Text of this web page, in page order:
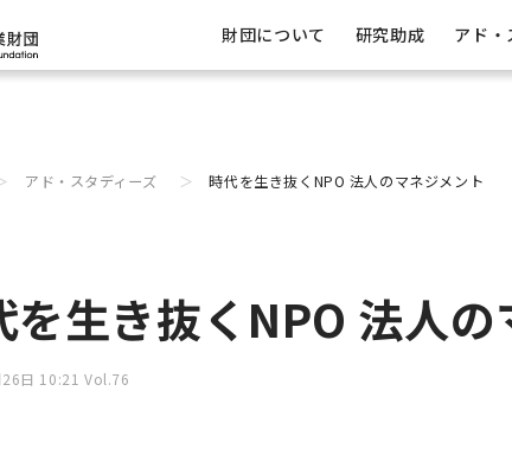
財団について
事業内容 開示情報
研究助成
助成研究吉田秀雄賞 吉田秀雄国
アド・
アド・スタ
アド・スタディーズ 時代を生き抜くNPO 法人のマネジメント
を生き抜くNPO 法人の
日 10:21 Vol.76